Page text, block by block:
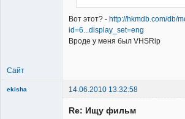
Вот этот? - http://hkmdb.com/db/
id=6...display_set=eng
Вроде у меня был VHSRip
Сайт
ekisha 14.06.2010 13:32:58
Re: Ищу фильм